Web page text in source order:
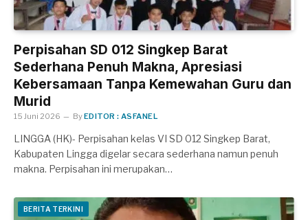
Perpisahan SD 012 Singkep Barat
Sederhana Penuh Makna, Apresiasi
Kebersamaan Tanpa Kemewahan Guru dan
Murid
15 Juni 2026 ByEDITOR : ASFANEL
LINGGA (HK)- Perpisahan kelas VI SD 012 Singkep Barat,
Kabupaten Lingga digelar secara sederhana namun penuh
makna. Perpisahan ini merupakan…
BERITA TERKINI